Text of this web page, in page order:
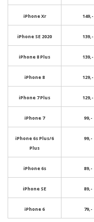
iPhone Xr 149,-
iPhone SE 2020 139,-
iPhone 8 Plus 139,-
iPhone 8 129,-
iPhone 7 Plus 129,-
iPhone 7 99,-
iPhone 6s Plus/6
Plus
99,-
iPhone 6s 89,-
iPhone SE 89,-
iPhone 6 79,-